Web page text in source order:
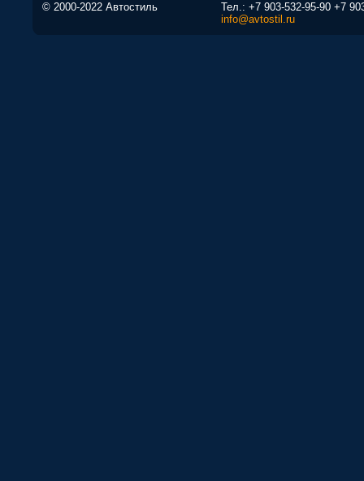
© 2000-2022 Автостиль Тел.: +7 903-532-95-90 +7
info@avtostil.ru